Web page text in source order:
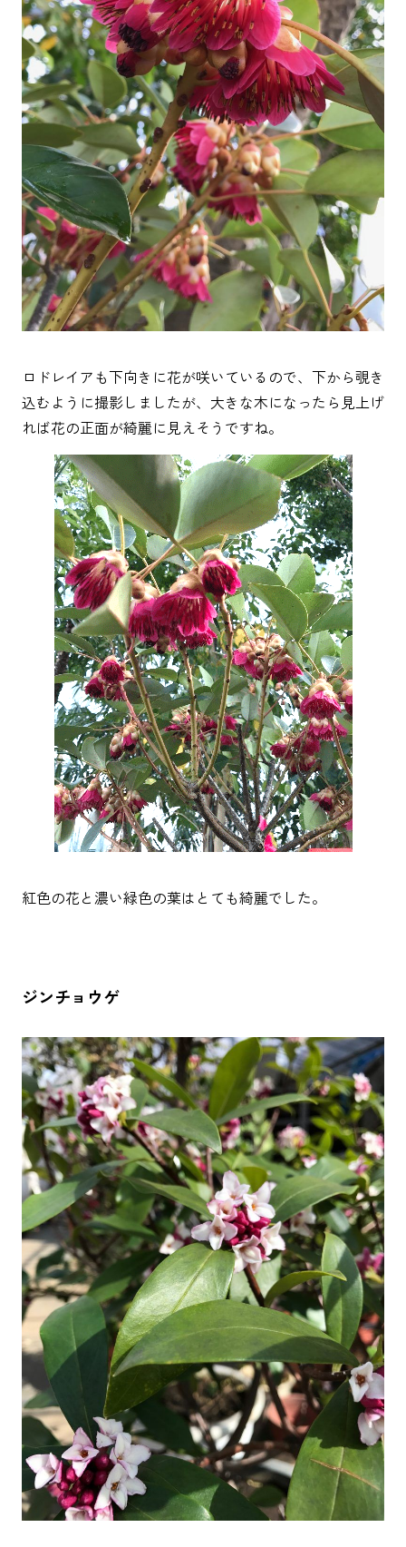
ロドレイアも下向きに花が咲いているので、下から覗き
込むように撮影しましたが、大きな木になったら見上げ
れば花の正面が綺麗に見えそうですね。
紅色の花と濃い緑色の葉はとても綺麗でした。
ジンチョウゲ